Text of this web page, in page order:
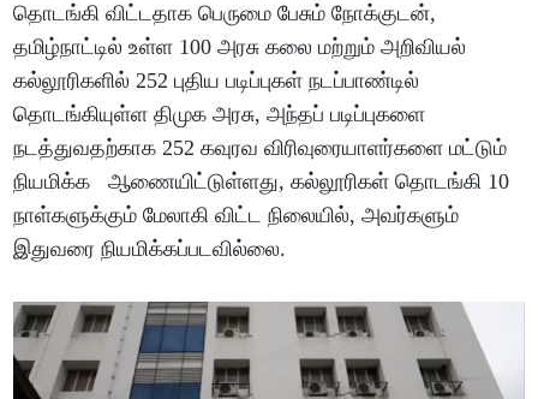
தொடங்கி விட்டதாக பெருமை பேசும் நோக்குடன்,
தமிழ்நாட்டில் உள்ள 100 அரசு கலை மற்றும் அறிவியல்
கல்லூரிகளில் 252 புதிய படிப்புகள் நடப்பாண்டில்
தொடங்கியுள்ள திமுக அரசு, அந்தப் படிப்புகளை
நடத்துவதற்காக 252 கவுரவ விரிவுரையாளர்களை மட்டும்
நியமிக்க ஆணையிட்டுள்ளது, கல்லூரிகள் தொடங்கி 10
நாள்களுக்கும் மேலாகி விட்ட நிலையில், அவர்களும்
இதுவரை நியமிக்கப்படவில்லை.